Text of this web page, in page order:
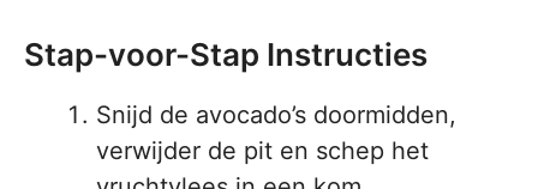
Stap-voor-Stap Instructies
Snijd de avocado’s doormidden,
verwijder de pit en schep het